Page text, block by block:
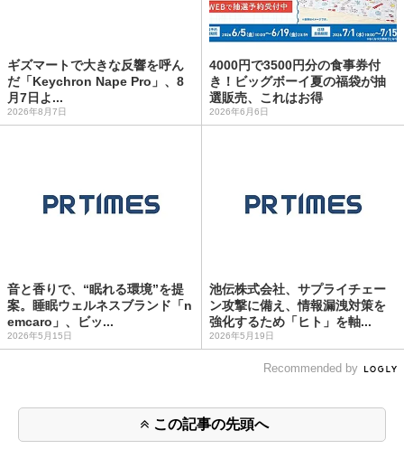
ギズマートで大きな反響を呼ん
だ「Keychron Nape Pro」、8
月7日よ...
2026年8月7日
4000円で3500円分の食事券付
き！ビッグボーイ夏の福袋が抽
選販売、これはお得
2026年6月6日
音と香りで、“眠れる環境”を提
案。睡眠ウェルネスブランド「n
emcaro」、ビッ...
2026年5月15日
池伝株式会社、サプライチェー
ン攻撃に備え、情報漏洩対策を
強化するため「ヒト」を軸...
2026年5月19日
Recommended by
この記事の先頭へ